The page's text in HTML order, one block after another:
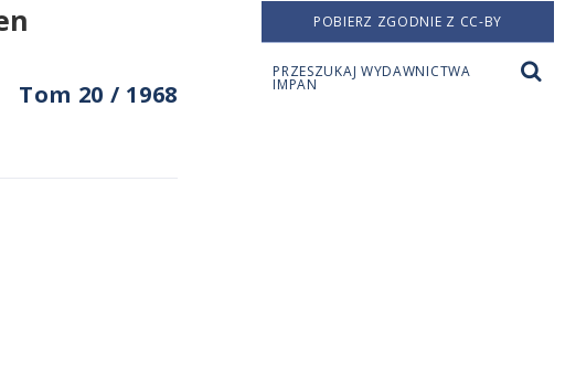
Tom 20 / 1968
POBIERZ ZGODNIE Z CC-BY
PRZESZUKAJ WYDAWNICTWA
IMPAN